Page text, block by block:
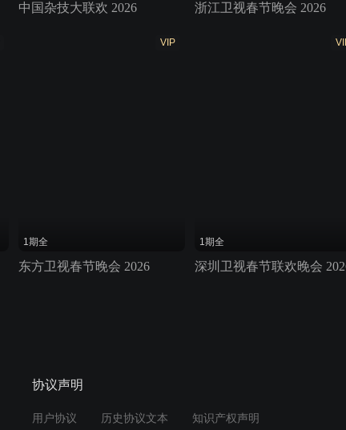
中国杂技大联欢 2026 浙江卫视春节晚会 2026
VIP
1期全
东方卫视春节晚会 2026
1期全
深圳卫视春节联欢晚会
协议声明
用户协议 历史协议文本 知识产权声明